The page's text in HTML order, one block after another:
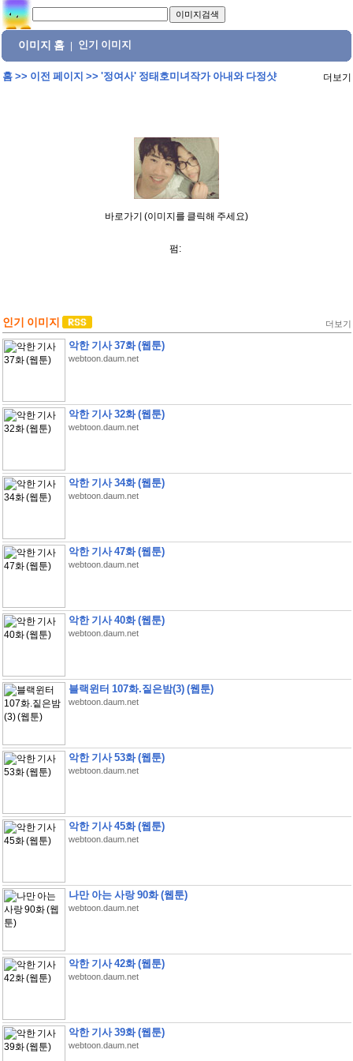
이미지 홈 인기 이미지
홈>> 이전 페이지 >> '정여사' 정태호미녀작가 아내와 다정샷 더보기
바로가기 (이미지를 클릭해 주세요)
펌:
인기 이미지 더보기
악한 기사 37화 (웹툰)
webtoon.daum.net
악한 기사 32화 (웹툰)
webtoon.daum.net
악한 기사 34화 (웹툰)
webtoon.daum.net
악한 기사 47화 (웹툰)
webtoon.daum.net
악한 기사 40화 (웹툰)
webtoon.daum.net
블랙윈터 107화.짙은밤(3) (웹툰)
webtoon.daum.net
악한 기사 53화 (웹툰)
webtoon.daum.net
악한 기사 45화 (웹툰)
webtoon.daum.net
나만 아는 사랑 90화 (웹툰)
webtoon.daum.net
악한 기사 42화 (웹툰)
webtoon.daum.net
악한 기사 39화 (웹툰)
webtoon.daum.net